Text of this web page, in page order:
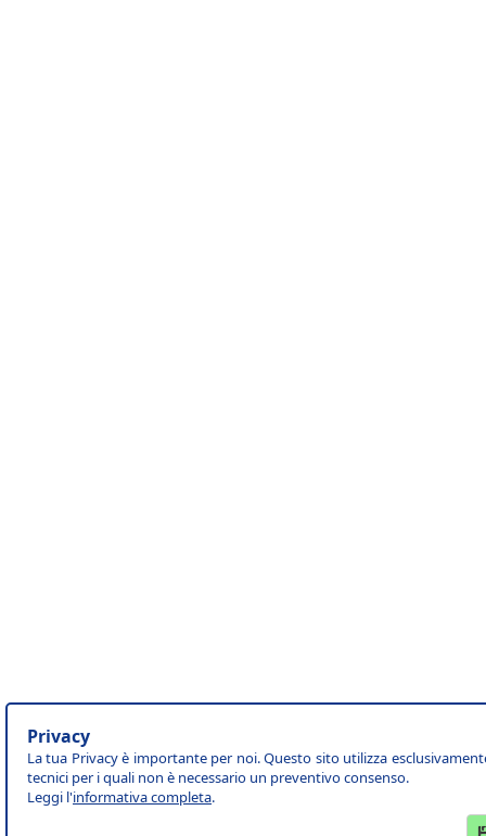
Privacy
La tua Privacy è importante per noi. Questo sito utilizza
tecnici per i quali non è necessario un preventivo consenso.
Leggi l'informativa completa.